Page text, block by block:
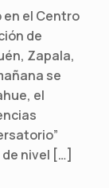
en el Centro
de
Zapala,
se
el
nivel […]